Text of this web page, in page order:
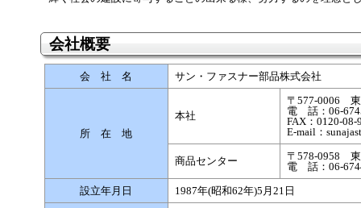
会社概要
会 社 名 サン・ファスナー部品株式会社
所 在 地
本社
〒577-0006 東
電 話：06-
FAX：0120-
E-mail：
商品センター
〒578-0958 東
電 話：06-
設立年月日
1987年(昭和62年)5月21日